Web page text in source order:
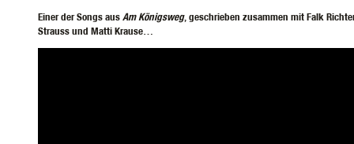
Einer der Songs ausAm Königsweg, geschrieben zusammen mit Falk
Strauss und Matti Krause…